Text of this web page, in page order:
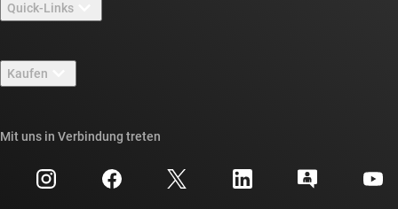
Stellenangebote
Newsroom
Veranstaltungen
Investorenbeziehungen
Quick-Links
TI E2E™-Design-Support-Foren
Querverweis-Suche
Kundensupportzentrum
Kaufen
Mit uns in Verbindung treten